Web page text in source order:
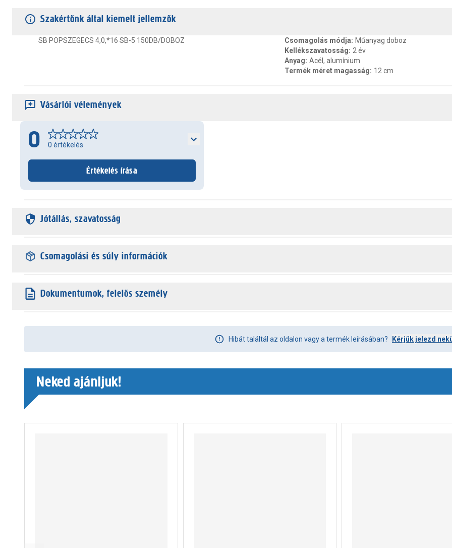
Szakértőnk által kiemelt jellemzők
SB POPSZEGECS 4,0,*16 SB-5 150DB/DOBOZ Csomagolás módja: Műanyag doboz
Kellékszavatosság: 2 év
Anyag: Acél, alumínium
Termék méret magasság: 12 cm
Vásárlói vélemények
0 0 értékelés
Értékelés írása
Jótállás, szavatosság
Csomagolási és súly információk
Dokumentumok, felelős személy
Hibát találtál az oldalon vagy a termék leírásában? Kérjük jelezd
Neked ajánljuk!